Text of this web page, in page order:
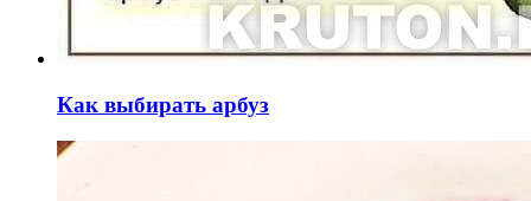
Как выбирать арбуз